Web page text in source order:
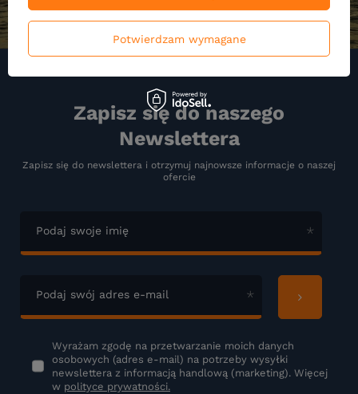
Zapisz się do naszego
Newslettera
Zapisz się do newslettera i otrzymuj najnowsze informacje o naszej
ofercie
Podaj swoje imię
Podaj swój adres e-mail
Wyrażam zgodę na przetwarzanie moich danych
osobowych (adres e-mail) na potrzeby wysyłki
newslettera z informacją handlową (marketing). Więcej
w polityce prywatności.
Potwierdzam wymagane